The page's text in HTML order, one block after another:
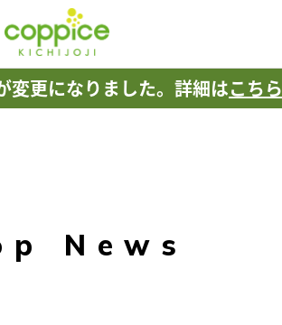
変更になりました。 詳細はこちら
News